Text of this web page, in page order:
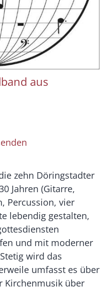
aus
zehn Döringstadter
Jahren (Gitarre,
Percussion, vier
lebendig gestalten,
und mit moderner
wird das
umfasst es über
Kirchenmusik über